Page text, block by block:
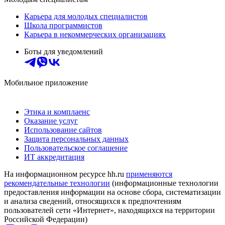
Карьера для молодых специалистов
Школа программистов
Карьера в некоммерческих организациях
Боты для уведомлений
Мобильное приложение
Этика и комплаенс
Оказание услуг
Использование сайтов
Защита персональных данных
Пользовательское соглашение
ИТ аккредитация
На информационном ресурсе hh.ru применяются
рекомендательные технологии (информационные технологии
предоставления информации на основе сбора, систематизации
и анализа сведений, относящихся к предпочтениям
пользователей сети «Интернет», находящихся на территории
Российской Федерации)